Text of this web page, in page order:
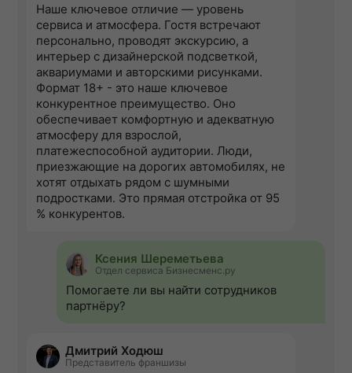
Наше ключевое отличие — уровень
сервиса и атмосфера. Гостя встречают
персонально, проводят экскурсию, а
интерьер с дизайнерской подсветкой,
аквариумами и авторскими рисунками.
Формат 18+ - это наше ключевое
конкурентное преимущество. Оно
обеспечивает комфортную и адекватную
атмосферу для взрослой,
платежеспособной аудитории. Люди,
приезжающие на дорогих автомобилях, не
хотят отдыхать рядом с шумными
подростками. Это прямая отстройка от 95
% конкурентов.
Ксения Шереметьева
Отдел сервиса Бизнесменс.ру
Помогаете ли вы найти сотрудников
партнёру?
Дмитрий Ходюш
Представитель франшизы